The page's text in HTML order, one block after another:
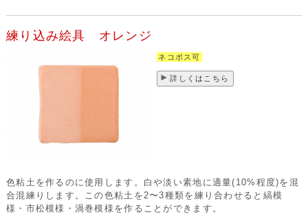
練り込み絵具 オレンジ
ネコポス可
詳しくはこちら
色粘土を作るのに使用します。白や淡い素地に適量(10%程度)を混
合混練りします。この色粘土を2〜3種類を練り合わせると縞模
様・市松模様・渦巻模様を作ることができます。